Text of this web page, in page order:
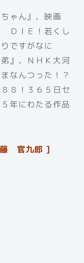
ゃん』、映画
ＤＩＥ！若くし
ですがなに
』、ＮＨＫ大河
なんつった！？
８！３６５日セ
年にわたる作品
藤 官九郎 ]